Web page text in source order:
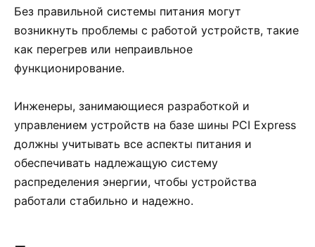
Без правильной системы питания могут
возникнуть проблемы с работой устройств, такие
как перегрев или непраивльное
функционирование.
Инженеры, занимающиеся разработкой и
управлением устройств на базе шины PCI Express
должны учитывать все аспекты питания и
обеспечивать надлежащую систему
распределения энергии, чтобы устройства
работали стабильно и надежно.